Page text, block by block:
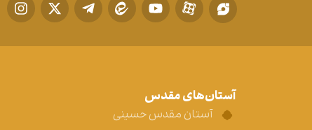
آستان‌های مقدس
آستان مقدس حسینی